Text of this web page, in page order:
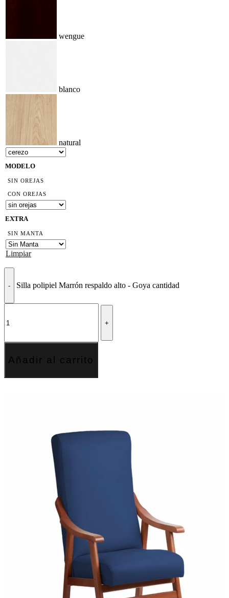
wengue
blanco
natural
MODELO
SIN OREJAS
CON OREJAS
EXTRA
SIN MANTA
Limpiar
Silla polipiel Marrón respaldo alto - Goya cantidad
Añadir al carrito